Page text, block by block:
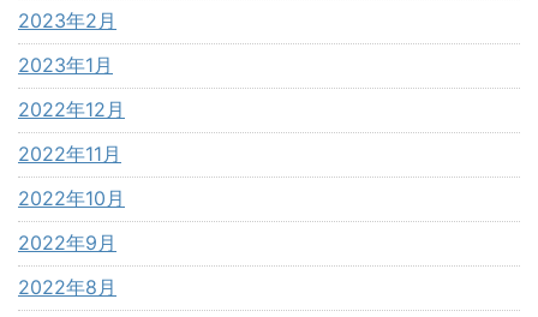
2023年2月
2023年1月
2022年12月
2022年11月
2022年10月
2022年9月
2022年8月